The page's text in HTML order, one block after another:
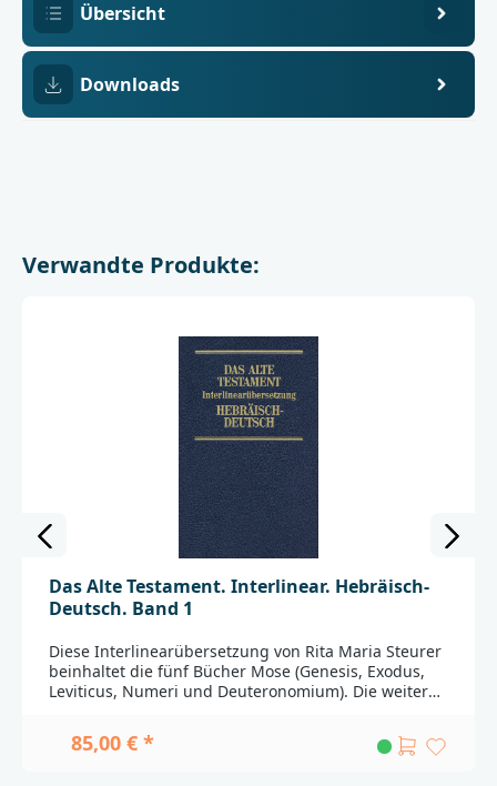
Übersicht
Downloads
Verwandte Produkte:
Das Alte Testament. Interlinear. Hebräisch-
Deutsch. Band 1
Diese Interlinearübersetzung von Rita Maria Steurer
beinhaltet die fünf Bücher Mose (Genesis, Exodus,
Leviticus, Numeri und Deuteronomium). Die weiteren
Interlinear-Ausgaben in vier weiteren Bänden
erhältlich.Für ein vertieftes Verständnis des Alten
85,00 € *